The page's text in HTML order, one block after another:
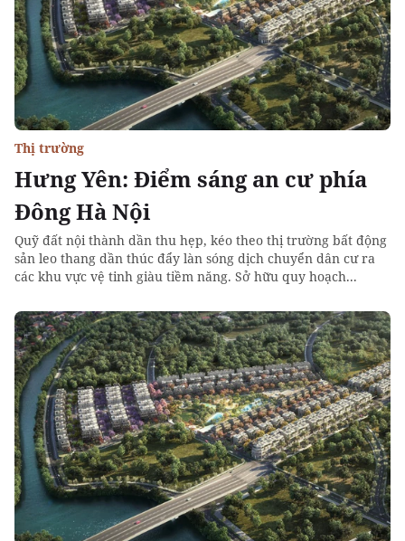
Hưng Yên: Điểm sáng an cư phía
Đông Hà Nội
Thị trường
Quỹ đất nội thành dần thu hẹp, kéo theo thị trường bất động
sản leo thang dần thúc đẩy làn sóng dịch chuyển dân cư ra
các khu vực vệ tinh giàu tiềm năng. Sở hữu quy hoạch...